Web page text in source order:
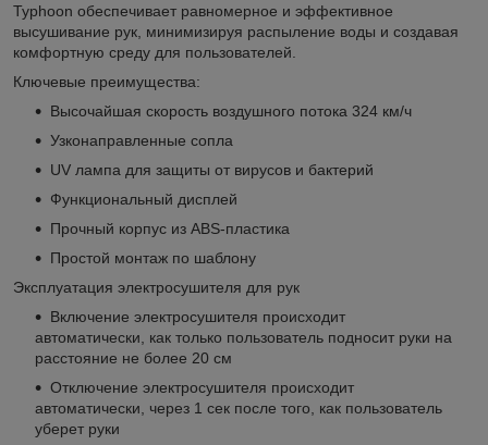
Typhoon обеспечивает равномерное и эффективное
высушивание рук, минимизируя распыление воды и создавая
комфортную среду для пользователей.
Ключевые преимущества:
Высочайшая скорость воздушного потока 324 км/ч
Узконаправленные сопла
UV лампа для защиты от вирусов и бактерий
Функциональный дисплей
Прочный корпус из ABS-пластика
Простой монтаж по шаблону
Эксплуатация электросушителя для рук
Включение электросушителя происходит
автоматически, как только пользователь подносит руки на
расстояние не более 20 см
Отключение электросушителя происходит
автоматически, через 1 сек после того, как пользователь
уберет руки